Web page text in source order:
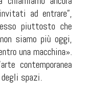
ad entrare”,
piuttosto che
siamo più oggi,
una macchina».
contemporanea
spazi.